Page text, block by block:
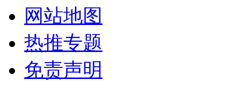
网站地图
热推专题
免责声明